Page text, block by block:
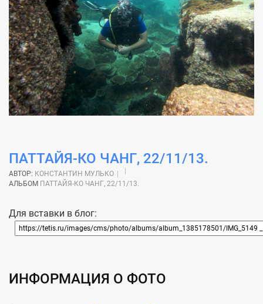
ПАТТАЙЯ-КО ЧАНГ, 22/11/13.
АВТОР: КОНСТАНТИН МУЛЬКО
АЛЬБОМ ПАТТАЙЯ-КО ЧАНГ, 22/11/13.
Для вставки в блог:
ИНФОРМАЦИЯ О ФОТО